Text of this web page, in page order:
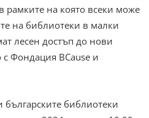
рамките на която всеки може
на библиотеки в малки
лесен достъп до нови
с Фондация BCause и
библиотеки